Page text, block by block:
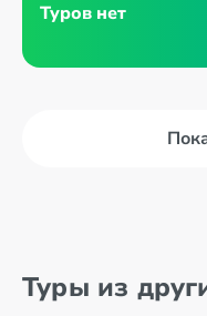
Туров нет
Туры из